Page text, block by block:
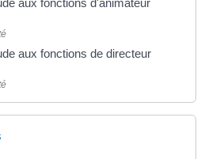
aux fonctions de directeur